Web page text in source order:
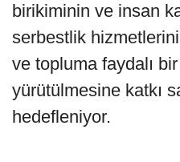
birikiminin ve insan
serbestlik
ve topluma faydalı
yürütülmesine katkı
hedefleniyor.